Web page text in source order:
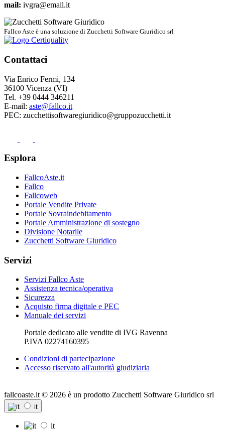
mail: ivgra@email.it
Fallco Aste è una soluzione di Zucchetti Software Giuridico srl
Contattaci
Via Enrico Fermi, 134
36100 Vicenza (VI)
Tel. +39 0444 346211
E-mail: aste@fallco.it
PEC: zucchettisoftwaregiuridico@gruppozucchetti.it
Esplora
FallcoAste.it
Fallco
Fallcoweb
Portale Vendite Private
Portale Sovraindebitamento
Portale Amministrazione di sostegno
Divisione Notarile
Zucchetti Software Giuridico
Servizi
Servizi Fallco Aste
Assistenza tecnica/operativa
Sicurezza
Acquisto firma digitale e PEC
Manuale dei servizi
Portale dedicato alle vendite di IVG Ravenna
P.IVA 02274160395
Condizioni di partecipazione
Accesso riservato all'autorità giudiziaria
fallcoaste.it © 2026 è un prodotto Zucchetti Software Giuridico srl
it
it